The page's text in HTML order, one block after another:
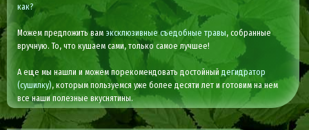
как?
Можем предложить вам эксклюзивные съедобные травы, собранные
вручную. То, что кушаем сами, только самое лучшее!
А еще мы нашли и можем порекомендовать достойныйдегидратор
(сушилку), которым пользуемся уже более десяти лет и готовим на нем
все наши полезные вкуснятины.